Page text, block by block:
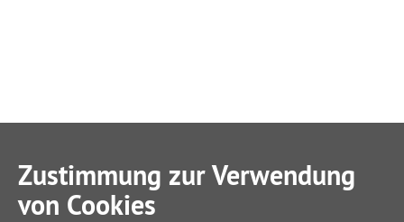
Zustimmung zur Verwendung
von Cookies